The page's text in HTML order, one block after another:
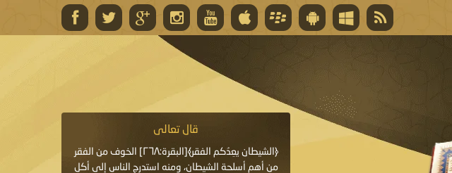
قال تعالى
أغلى جائزة، وهي مفتاح باب العطايا التي
قال تعالى
﴿الشيطان يعِدُكم الفقر﴾[البقرة:٢٦٨] الخوف من الفقر
من أهم أسلحة الشيطان، ومنه استدرج الناس إلى أكل